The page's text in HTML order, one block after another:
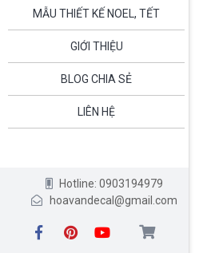
MẪU THIẾT KẾ NOEL, TẾT
GIỚI THIỆU
BLOG CHIA SẺ
LIÊN HỆ
Hotline: 0903194979
hoavandecal@gmail.com